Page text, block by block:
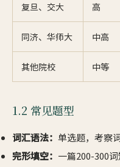
复旦、交大 高
同济、华师大 中高
其他院校 中等
1.2 常见题型
词汇语法： 单选题，考察
完形填空： 一篇200-300